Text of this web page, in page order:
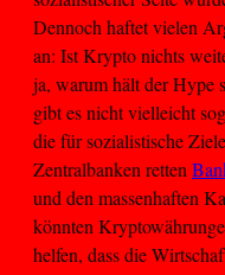
Dennoch haftet vielen
an: Ist Krypto nichts
ja, warum hält der Hype
gibt es nicht vielleicht
die für sozialistische
Zentralbanken retten
und den massenhaften
könnten
helfen, dass die